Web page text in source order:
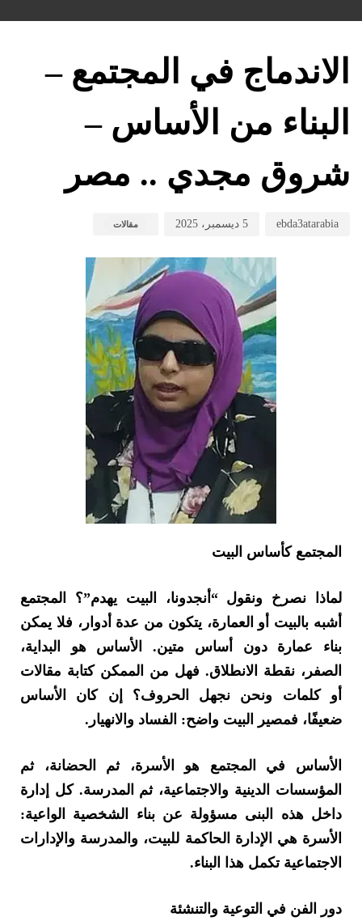
الاندماج في المجتمع –
البناء من الأساس –
شروق مجدي .. مصر
ebda3atarabia 5 ديسمبر، 2025 مقالات
المجتمع كأساس البيت
لماذا نصرخ ونقول “أنجدونا، البيت يهدم”؟ المجتمع
أشبه بالبيت أو العمارة، يتكون من عدة أدوار، فلا يمكن
بناء عمارة دون أساس متين. الأساس هو البداية،
الصفر، نقطة الانطلاق. فهل من الممكن كتابة مقالات
أو كلمات ونحن نجهل الحروف؟ إن كان الأساس
ضعيفًا، فمصير البيت واضح: الفساد والانهيار.
الأساس في المجتمع هو الأسرة، ثم الحضانة، ثم
المؤسسات الدينية والاجتماعية، ثم المدرسة. كل إدارة
داخل هذه البنى مسؤولة عن بناء الشخصية الواعية:
الأسرة هي الإدارة الحاكمة للبيت، والمدرسة والإدارات
الاجتماعية تكمل هذا البناء.
دور الفن في التوعية والتنشئة